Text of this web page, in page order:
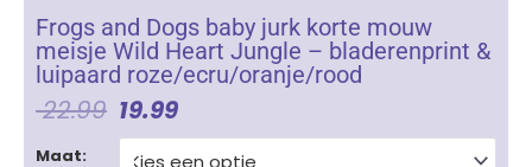
Frogs and Dogs baby jurk korte mouw
meisje Wild Heart Jungle – bladerenprint &
luipaard roze/ecru/oranje/rood
22.99 Oorspronkelijke
Prijs
Was:
19.99Huidige
Prijs
Is:
Maat:
Frogs